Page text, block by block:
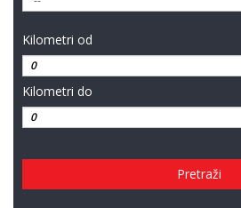
Kilometri od
Kilometri do
Pretraži